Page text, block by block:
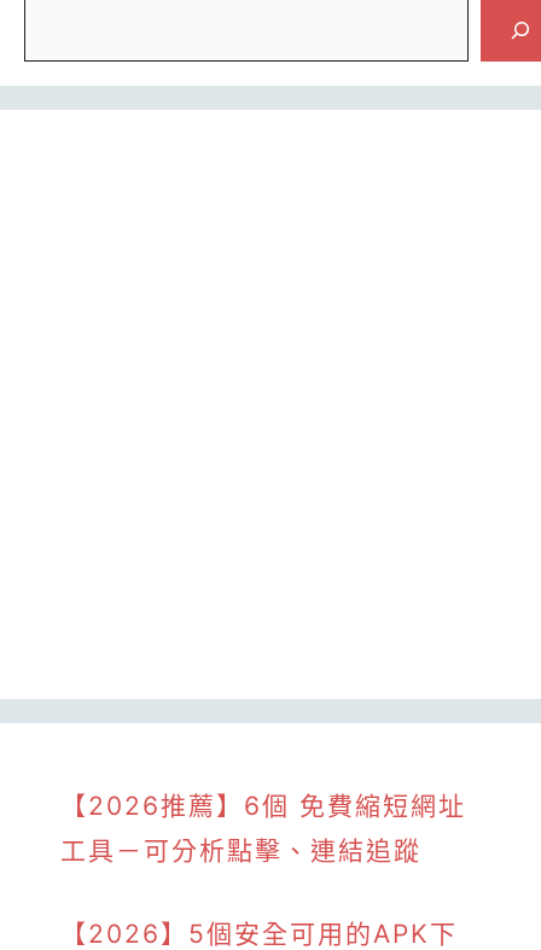
【2026推薦】6個 免費縮短網址
工具－可分析點擊、連結追蹤
【2026】5個安全可用的APK下